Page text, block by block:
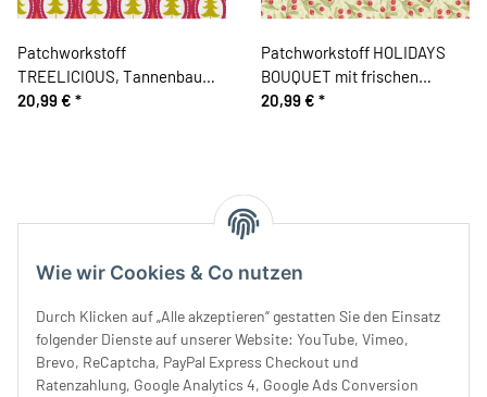
Wie wir Cookies & Co nutzen
Durch Klicken auf „Alle akzeptieren“ gestatten Sie den Einsatz
folgender Dienste auf unserer Website: YouTube, Vimeo,
Brevo, ReCaptcha, PayPal Express Checkout und
Ratenzahlung, Google Analytics 4, Google Ads Conversion
Patchworkstoff
TREELICIOUS, Tannenbaum-
Medaillons, pastellrot
20,99 € *
Patchworkstoff HOLIDAYS
BOUQUET mit frischen
Zweigen, hellgrün-rot
20,99 € *